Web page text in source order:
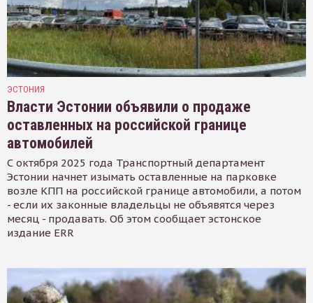
ЭСТОНИЯ
Власти Эстонии объявили о продаже
оставленных на российской границе
автомобилей
С октября 2025 года Транспортный департамент
Эстонии начнет изымать оставленные на парковке
возле КПП на российской границе автомобили, а потом
- если их законные владельцы не объявятся через
месяц - продавать. Об этом сообщает эстонское
издание ERR